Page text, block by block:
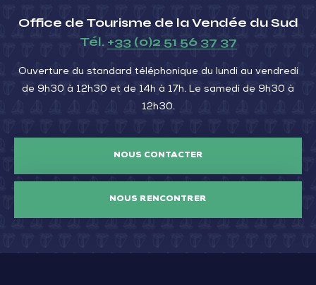
Office de Tourisme de la Vendée du Sud
Tél. +33 (0)2 51 56 37 37
Ouverture du standard téléphonique du lundi au vendredi
de 9h30 à 12h30 et de 14h à 17h. Le samedi de 9h30 à
12h30.
NOUS CONTACTER
NOUS RENCONTRER